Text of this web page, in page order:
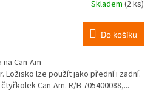
Skladem (2 ks)
Do košíku
Can-Am
Ložisko lze použít jako přední i zadní.
Can-Am. R/B 705400088,...